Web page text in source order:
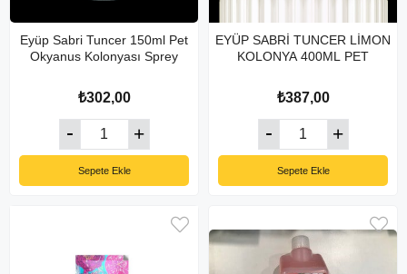
Eyüp Sabri Tuncer 150ml Pet
Okyanus Kolonyası Sprey
₺302,00
Sepete Ekle
EYÜP SABRİ TUNCER LİMON
KOLONYA 400ML PET
₺387,00
Sepete Ekle